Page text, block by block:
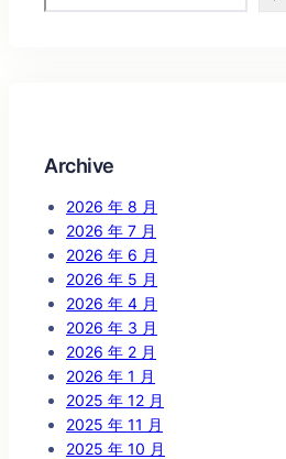
Archive
2026 年 8 月
2026 年 7 月
2026 年 6 月
2026 年 5 月
2026 年 4 月
2026 年 3 月
2026 年 2 月
2026 年 1 月
2025 年 12 月
2025 年 11 月
2025 年 10 月